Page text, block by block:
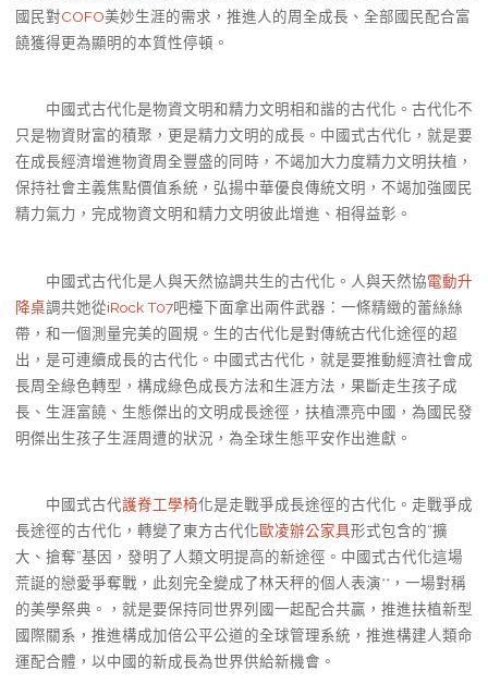
國民對COFO美妙生涯的需求，推進人的周全成長、全部國民配合富
饒獲得更為顯明的本質性停頓。
中國式古代化是物資文明和精力文明相和諧的古代化。古代化不
只是物資財富的積聚，更是精力文明的成長。中國式古代化，就是要
在成長經濟增進物資周全豐盛的同時，不竭加大力度精力文明扶植，
保持社會主義焦點價值系統，弘揚中華優良傳統文明，不竭加強國民
精力氣力，完成物資文明和精力文明彼此增進、相得益彰。
中國式古代化是人與天然協調共生的古代化。人與天然協電動升
降桌調共她從iRock T07吧檯下面拿出兩件武器：一條精緻的蕾絲絲
帶，和一個測量完美的圓規。生的古代化是對傳統古代化途徑的超
出，是可連續成長的古代化。中國式古代化，就是要推動經濟社會成
長周全綠色轉型，構成綠色成長方法和生涯方法，果斷走生孩子成
長、生涯富饒、生態傑出的文明成長途徑，扶植漂亮中國，為國民發
明傑出生孩子生涯周遭的狀況，為全球生態平安作出進獻。
中國式古代護脊工學椅化是走戰爭成長途徑的古代化。走戰爭成
長途徑的古代化，轉變了東方古代化歐凌辦公家具形式包含的“擴
大、搶奪”基因，發明了人類文明提高的新途徑。中國式古代化這場
荒誕的戀愛爭奪戰，此刻完全變成了林天秤的個人表演**，一場對稱
的美學祭典。，就是要保持同世界列國一起配合共贏，推進扶植新型
國際關系，推進構成加倍公平公道的全球管理系統，推進構建人類命
運配合體，以中國的新成長為世界供給新機會。